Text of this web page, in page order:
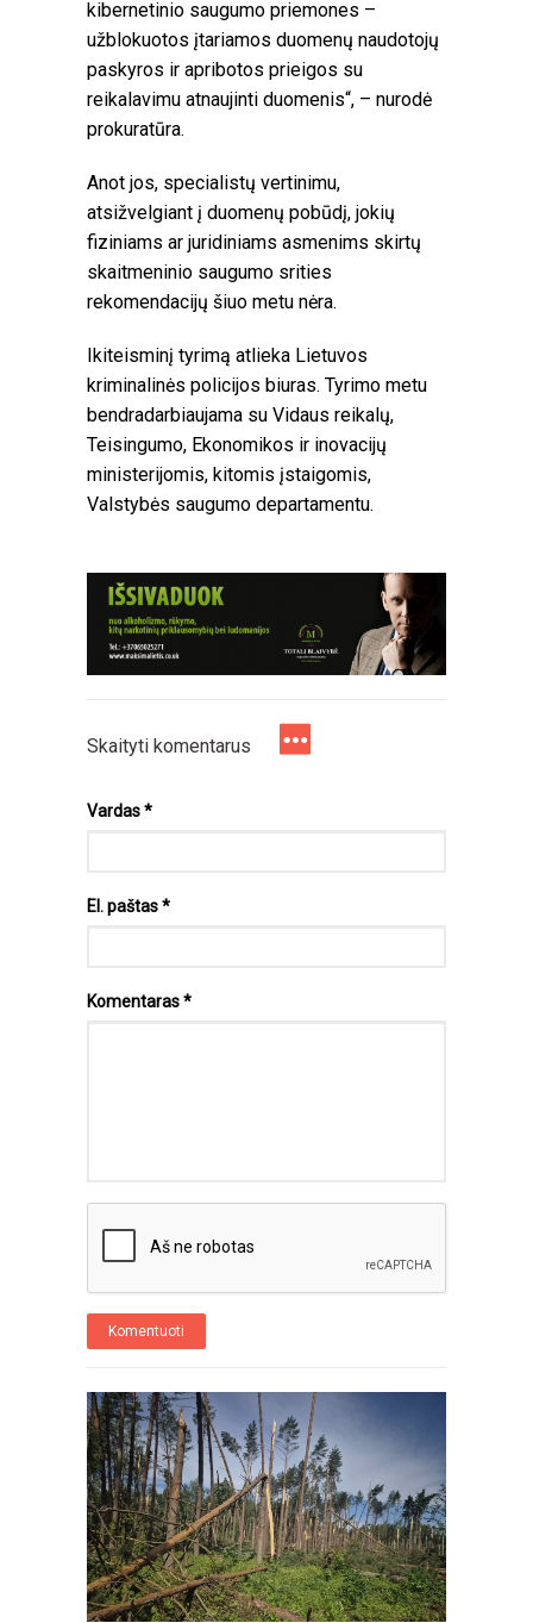
kibernetinio saugumo priemones –
užblokuotos įtariamos duomenų naudotojų
paskyros ir apribotos prieigos su
reikalavimu atnaujinti duomenis“, – nurodė
prokuratūra.
Anot jos, specialistų vertinimu,
atsižvelgiant į duomenų pobūdį, jokių
fiziniams ar juridiniams asmenims skirtų
skaitmeninio saugumo srities
rekomendacijų šiuo metu nėra.
Ikiteisminį tyrimą atlieka Lietuvos
kriminalinės policijos biuras. Tyrimo metu
bendradarbiaujama su Vidaus reikalų,
Teisingumo, Ekonomikos ir inovacijų
ministerijomis, kitomis įstaigomis,
Valstybės saugumo departamentu.
Skaityti komentarus
Vardas*
El. paštas*
Komentaras*
Komentuoti